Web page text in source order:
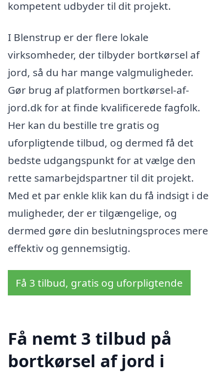
kompetent udbyder til dit projekt.
I Blenstrup er der flere lokale
virksomheder, der tilbyder bortkørsel af
jord, så du har mange valgmuligheder.
Gør brug af platformen bortkørsel-af-
jord.dk for at finde kvalificerede fagfolk.
Her kan du bestille tre gratis og
uforpligtende tilbud, og dermed få det
bedste udgangspunkt for at vælge den
rette samarbejdspartner til dit projekt.
Med et par enkle klik kan du få indsigt i de
muligheder, der er tilgængelige, og
dermed gøre din beslutningsproces mere
effektiv og gennemsigtig.
Få 3 tilbud, gratis og uforpligtende
Få nemt 3 tilbud på
bortkørsel af jord i